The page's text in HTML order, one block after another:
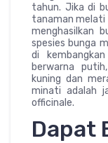
tahun. Jika di
tanaman melati
menghasilkan
spesies bunga
di
berwarna
kuning dan
minati adalah
officinale.
Dapat